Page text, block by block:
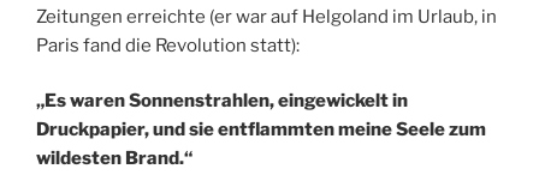
Zeitungen erreichte (er war auf Helgoland im Urlaub, in
Paris fand die Revolution statt):
„Es waren Sonnenstrahlen, eingewickelt in
Druckpapier, und sie entflammten meine Seele zum
wildesten Brand.“